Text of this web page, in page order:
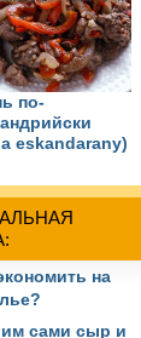
по-
eskandarany)
на
сами сыр и